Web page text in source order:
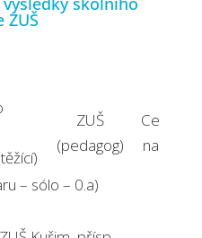
ZUŠ
(pedagog)
Ce
na
– sólo – 0.a)